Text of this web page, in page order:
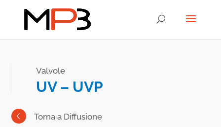
Valvole
UV – UVP
Torna a Diffusione